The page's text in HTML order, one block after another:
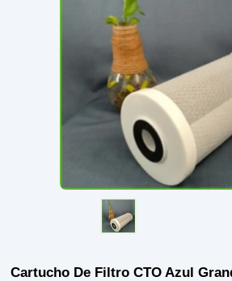
Cartucho De Filtro CTO Azul